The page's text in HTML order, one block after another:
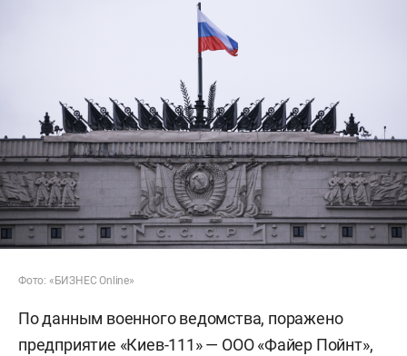
Фото: «БИЗНЕС Online»
По данным военного ведомства, поражено
предприятие «Киев-111» — ООО «Файер Пойнт»,